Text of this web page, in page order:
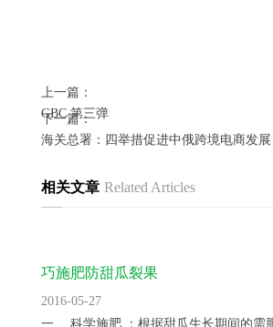
上一篇：
GBC 第三弹
下一篇：
海关总署：四举措促进中俄跨境电商发展
相关文章 Related Articles
巧施肥防甜瓜裂果
2016-05-27
一、 科学施肥 ：根据甜瓜生长期间的需